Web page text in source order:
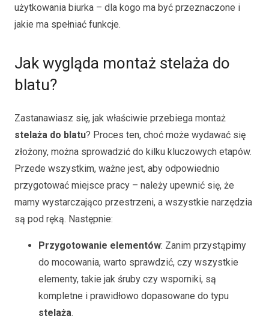
użytkowania biurka – dla kogo ma być przeznaczone i
jakie ma spełniać funkcje.
Jak wygląda montaż stelaża do
blatu?
Zastanawiasz się, jak właściwie przebiega montaż
stelaża do blatu? Proces ten, choć może wydawać się
złożony, można sprowadzić do kilku kluczowych etapów.
Przede wszystkim, ważne jest, aby odpowiednio
przygotować miejsce pracy – należy upewnić się, że
mamy wystarczająco przestrzeni, a wszystkie narzędzia
są pod ręką. Następnie:
Przygotowanie elementów: Zanim przystąpimy
do mocowania, warto sprawdzić, czy wszystkie
elementy, takie jak śruby czy wsporniki, są
kompletne i prawidłowo dopasowane do typu
stelaża.